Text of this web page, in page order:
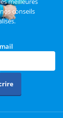
conseils